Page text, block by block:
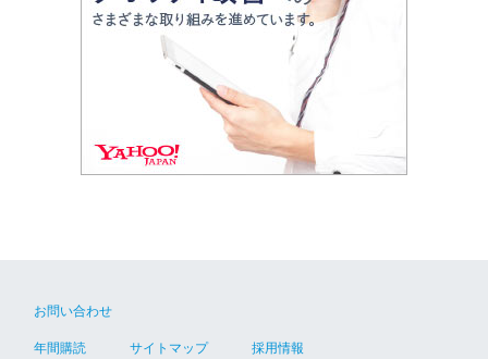
お問い合わせ
年間購読 サイトマップ 採用情報